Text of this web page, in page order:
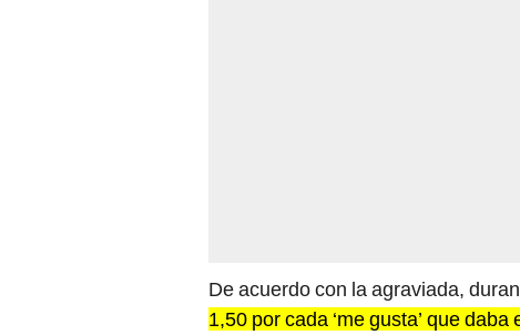
De acuerdo con la agraviada,
1,50 por cada ‘me gusta’ que daba